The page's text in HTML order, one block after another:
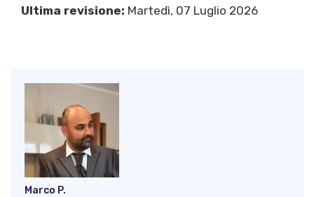
Ultima revisione: Martedì, 07 Luglio 2026
Marco P.